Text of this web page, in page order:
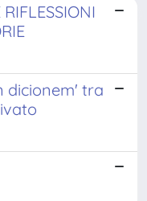
dicionem' tra